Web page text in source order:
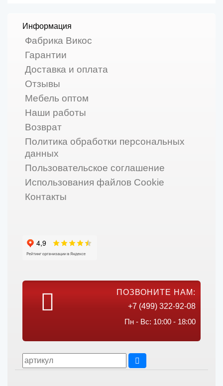
Информация
Фабрика Викос
Гарантии
Доставка и оплата
Отзывы
Мебель оптом
Наши работы
Возврат
Политика обработки персональных
данных
Пользовательское соглашение
Использования файлов Cookie
Контакты
ПОЗВОНИТЕ НАМ:
+7 (499) 322-92-08
Пн - Вс: 10:00 - 18:00